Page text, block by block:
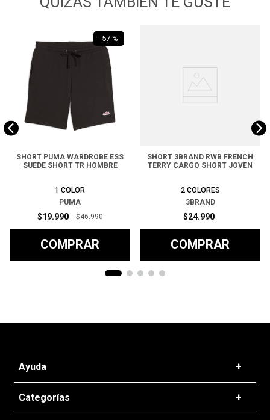
-57 %
SHORT PUMA WARDROBE ESS
SUEDE SHORT TR HOMBRE
1 COLOR
PUMA
$19.990 $46.990
COMPRAR
SHORT 3BRAND RWB FRENCH
TERRY CARGO SHORT JOVEN
2 COLORES
3BRAND
$24.990
COMPRAR
Ayuda +
Preguntas frecuentes
T&C - Políticas de Envío
Categorías +